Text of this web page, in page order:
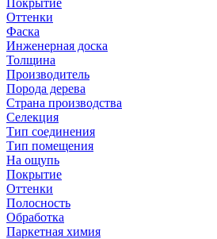
Покрытие
Оттенки
Фаска
Инженерная доска
Толщина
Производитель
Порода дерева
Страна производства
Селекция
Тип соединения
Тип помещения
На ощупь
Покрытие
Оттенки
Полосность
Обработка
Паркетная химия